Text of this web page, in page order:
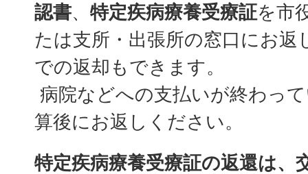
認書、 特定疾病療養受療証を市
たは支所・出張所の窓口にお返
での返却もできます。
病院などへの支払いが終わっ
算後にお返しください。
特定疾病療養受療証の返還は、